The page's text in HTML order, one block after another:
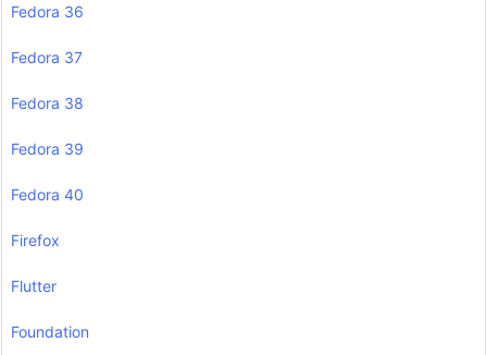
Fedora 36
Fedora 37
Fedora 38
Fedora 39
Fedora 40
Firefox
Flutter
Foundation